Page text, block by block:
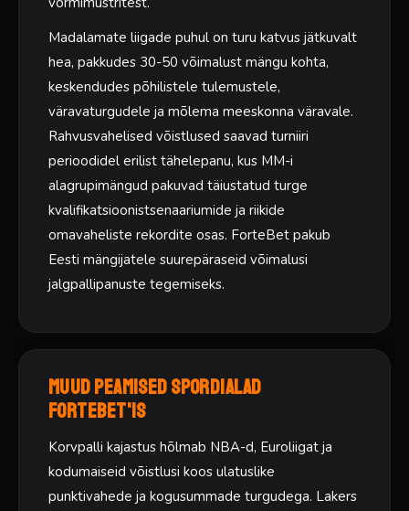
Madalamate liigade puhul on turu katvus jätkuvalt
hea, pakkudes 30-50 võimalust mängu kohta,
keskendudes põhilistele tulemustele,
väravaturgudele ja mõlema meeskonna väravale.
Rahvusvahelised võistlused saavad turniiri
perioodidel erilist tähelepanu, kus MM-i
alagrupimängud pakuvad täiustatud turge
kvalifikatsioonistsenaariumide ja riikide
omavaheliste rekordite osas. ForteBet pakub
Eesti mängijatele suurepäraseid võimalusi
jalgpallipanuste tegemiseks.
Muud peamised spordialad
ForteBet'is
Korvpalli kajastus hõlmab NBA-d, Euroliigat ja
kodumaiseid võistlusi koos ulatuslike
punktivahede ja kogusummade turgudega. Lakers